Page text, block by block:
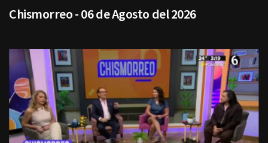
Chismorreo - 06 de Agosto del 2026